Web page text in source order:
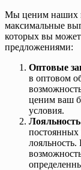
Мы ценим наших
максимальные
которых вы
предложениями:
Оптовые
в оптовом
ценим ваш
условия.
постоянных